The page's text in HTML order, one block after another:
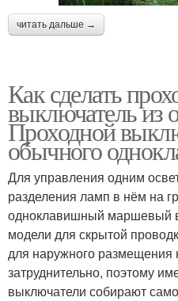
читать дальше →
Как сделать
выключатель из
Проходной
обычного
Для управления одним
разделения ламп в нём на
одноклавишный маршевый
модели для скрытой
для наружного размещения
затруднительно, поэтому
выключатели собирают